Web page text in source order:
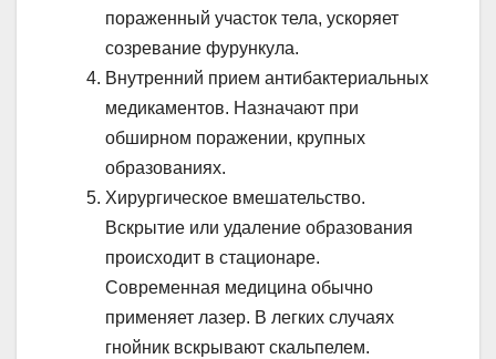
пораженный участок тела, ускоряет
созревание фурункула.
Внутренний прием антибактериальных
медикаментов. Назначают при
обширном поражении, крупных
образованиях.
Хирургическое вмешательство.
Вскрытие или удаление образования
происходит в стационаре.
Современная медицина обычно
применяет лазер. В легких случаях
гнойник вскрывают скальпелем.